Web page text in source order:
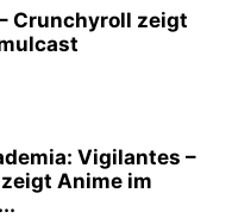
Crunchyroll zeigt
Vigilantes –
Anime im